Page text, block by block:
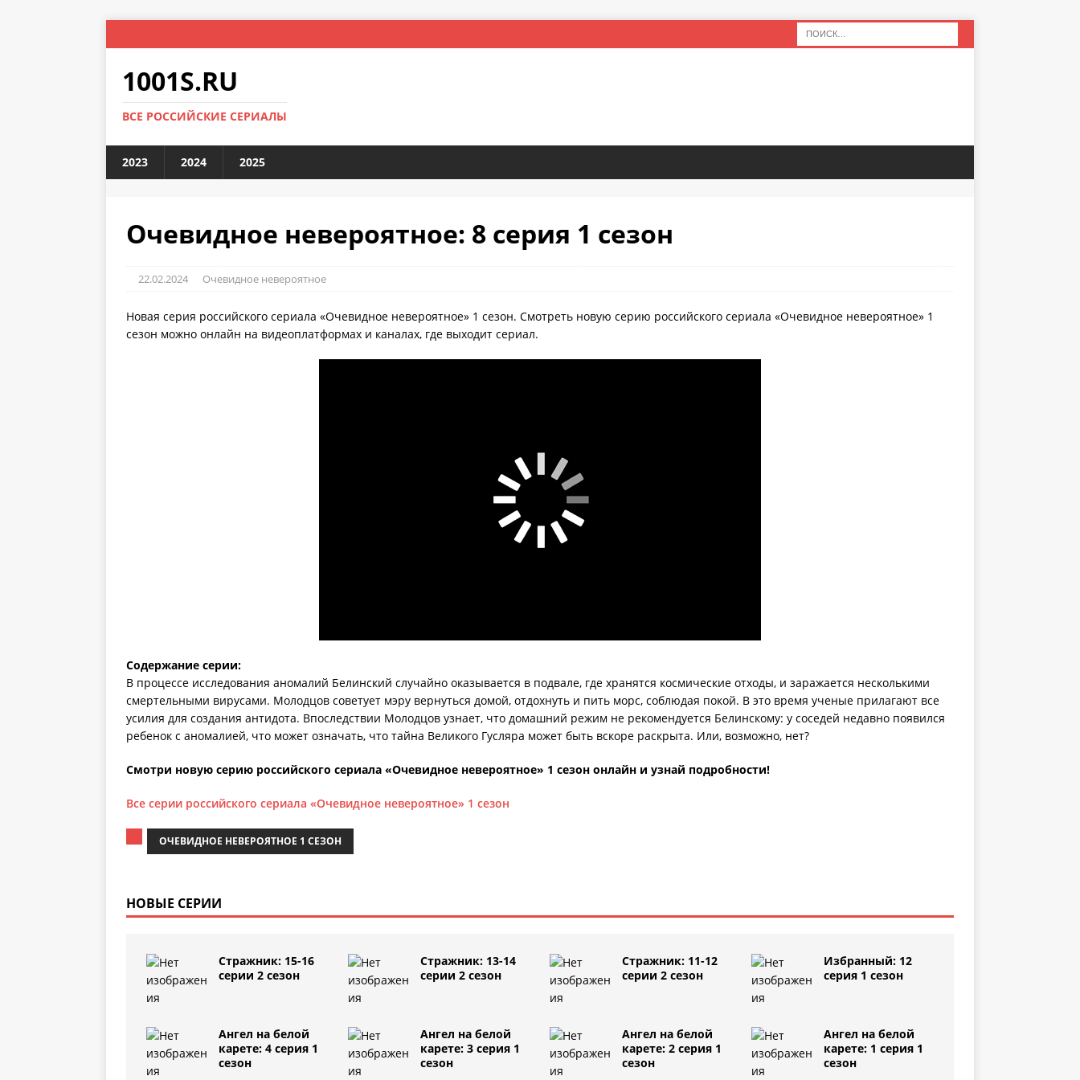
1001S.RU
ВСЕ РОССИЙСКИЕ СЕРИАЛЫ
2023 2024 2025
Очевидное невероятное: 8 серия 1 сезон
22.02.2024 Очевидное невероятное
Новая серия российского сериала «Очевидное невероятное» 1 сезон. Смотреть новую серию российского сериала «Очевидное невероятное» 1
сезон можно онлайн на видеоплатформах и каналах, где выходит сериал.
Содержание серии:
В процессе исследования аномалий Белинский случайно оказывается в подвале, где хранятся космические отходы, и заражается несколькими
смертельными вирусами. Молодцов советует мэру вернуться домой, отдохнуть и пить морс, соблюдая покой. В это время ученые прилагают все
усилия для создания антидота. Впоследствии Молодцов узнает, что домашний режим не рекомендуется Белинскому: у соседей недавно появился
ребенок с аномалией, что может означать, что тайна Великого Гусляра может быть вскоре раскрыта. Или, возможно, нет?
Смотри новую серию российского сериала «Очевидное невероятное» 1 сезон онлайн и узнай подробности!
Все серии российского сериала «Очевидное невероятное» 1 сезон
ОЧЕВИДНОЕ НЕВЕРОЯТНОЕ 1 СЕЗОН
НОВЫЕ СЕРИИ
Стражник: 15-16
серии 2 сезон
Стражник: 13-14
серии 2 сезон
Стражник: 11-12
серии 2 сезон
Избранный: 12
серия 1 сезон
Ангел на белой
карете: 4 серия 1
сезон
Ангел на белой
карете: 3 серия 1
сезон
Ангел на белой
карете: 2 серия 1
сезон
Ангел на белой
карете: 1 серия 1
сезон